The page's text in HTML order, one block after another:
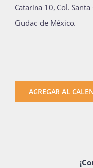
Catarina 10, Col.
Ciudad de México.
AGREGAR AL